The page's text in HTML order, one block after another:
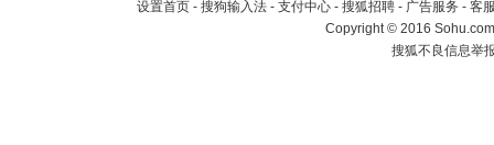
设置首页 - 搜狗输入法 - 支付中心 - 搜狐招聘 - 广告服务 - 客
Copyright©2016
搜狐不良信息举